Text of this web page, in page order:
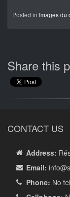
Posted in Images du
Share this
CONTACT US
Address:
Email: info
Phone: No